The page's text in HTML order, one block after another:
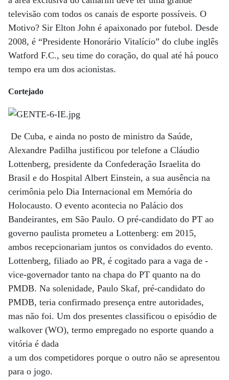
televisão com todos os canais de esporte possíveis. O
Motivo? Sir Elton John é apaixonado por futebol. Desde
2008, é “Presidente Honorário Vitalício” do clube inglês
Watford F.C., seu time do coração, do qual até há pouco
tempo era um dos acionistas.
Cortejado
De Cuba, e ainda no posto de ministro da Saúde,
Alexandre Padilha justificou por telefone a Cláudio
Lottenberg, presidente da Confederação Israelita do
Brasil e do Hospital Albert Einstein, a sua ­ausência na
cerimônia pelo Dia Internacional em ­Memória do
Holocausto. O evento acontecia no Palácio dos
Bandeirantes, em São Paulo. O pré-candidato do PT ao
governo ­paulista prometeu a Lottenberg: em 2015,
ambos recepcionariam juntos os convidados do evento.
Lottenberg, filiado ao PR, é cogitado para a vaga de ­
vice-governador tanto na chapa do PT quanto na do
PMDB. Na solenidade, Paulo Skaf, pré-candidato do
PMDB, teria confirmado presença entre autoridades,
mas não foi. Um dos presentes classificou o episódio de
walkover (WO), termo empregado no esporte quando a
vitória é dada
a um dos competidores porque o outro não se apresentou
para o jogo.